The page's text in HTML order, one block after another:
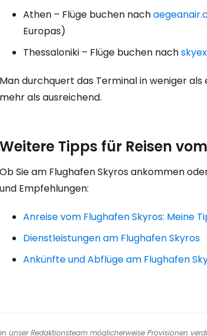
Athen – Flüge buchen nach
Europas)
Thessaloniki – Flüge buchen nach
Man durchquert das Terminal in weniger
mehr als ausreichend.
Weitere Tipps für Reisen
Ob Sie am Flughafen Skyros ankommen
und Empfehlungen:
Anreise vom Flughafen Skyros: Meine
Dienstleistungen am Flughafen Skyros
Ankünfte und Abflüge am Flughafen
unser Redaktionsteam möglicherweise Provisionen